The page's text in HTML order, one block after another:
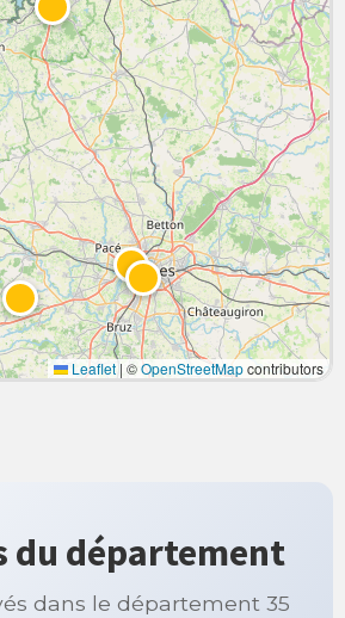
Leaflet | ©OpenStreetMapcontributors
du département
dans le département 35